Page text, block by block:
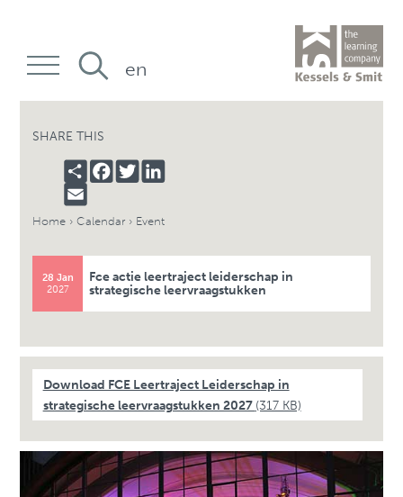
SHARE THIS
SHAREFACEBOOK
TWITTERLINKEDIN
Home ›Calendar › Event
28 Jan
2027
Fce actie leertraject leiderschap in
strategische leervraagstukken
Download FCE Leertraject Leiderschap in
strategische leervraagstukken 2027 (317 KB)
en